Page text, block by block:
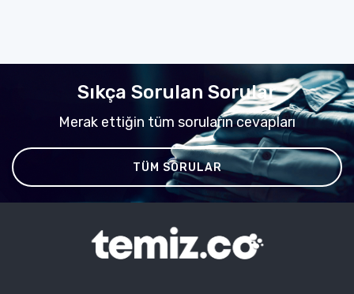
Sıkça Sorulan Sorular
Merak ettiğin tüm soruların cevapları
TÜM SORULAR